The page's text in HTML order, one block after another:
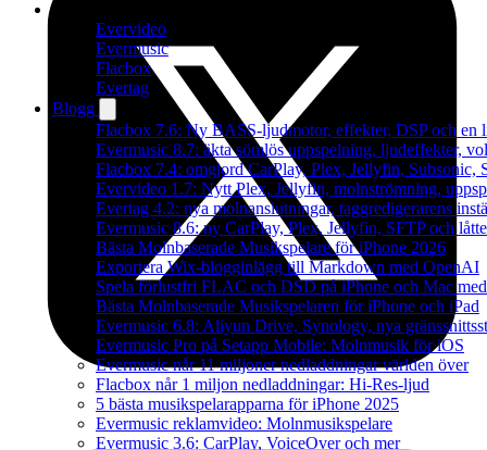
Evervideo
Evermusic
Flacbox
Evertag
Blogg
Flacbox 7.6: Ny BASS-ljudmotor, effekter, DSP och en
Evermusic 8.7: äkta sömlös uppspelning, ljudeffekter,
Flacbox 7.4: omgjord CarPlay, Plex, Jellyfin, Subsonic,
Evervideo 1.7: Nytt Plex, Jellyfin, molnströmning,
Evertag 4.2: nya molnanslutningar, taggredigerarens
Evermusic 8.6: ny CarPlay, Plex, Jellyfin, SFTP och
Bästa Molnbaserade Musikspelare för iPhone 2026
Exportera Wix-blogginlägg till Markdown med OpenAI
Spela förlustfri FLAC och DSD på iPhone och Mac
Bästa Molnbaserade Musikspelaren för iPhone och iPad
Evermusic 6.8: Aliyun Drive, Synology, nya
Evermusic Pro på Setapp Mobile: Molnmusik för iOS
Evermusic når 11 miljoner nedladdningar världen över
Flacbox når 1 miljon nedladdningar: Hi-Res-ljud
5 bästa musikspelarapparna för iPhone 2025
Evermusic reklamvideo: Molnmusikspelare
Evermusic 3.6: CarPlay, VoiceOver och mer